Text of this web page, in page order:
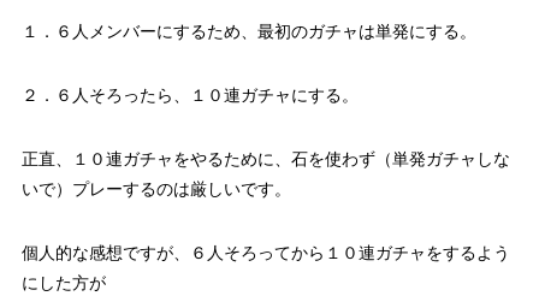
１．６人メンバーにするため、最初のガチャは単発にする。
２．６人そろったら、１０連ガチャにする。
正直、１０連ガチャをやるために、石を使わず（単発ガチャしな
いで）プレーするのは厳しいです。
個人的な感想ですが、６人そろってから１０連ガチャをするよう
にした方が